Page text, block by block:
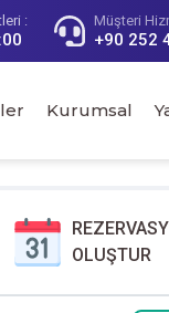
: Müşteri
+90 252
Kurumsal
OLUŞTUR